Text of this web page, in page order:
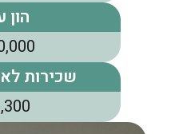
הון
שכירות